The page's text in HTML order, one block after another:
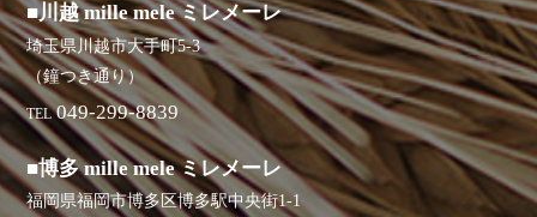
■川越 mille mele ミレメーレ
埼玉県川越市大手町5-3
（鐘つき通り）
TEL 049-299-8839
■博多 mille mele ミレメーレ
福岡県福岡市博多区博多駅中央街1-1